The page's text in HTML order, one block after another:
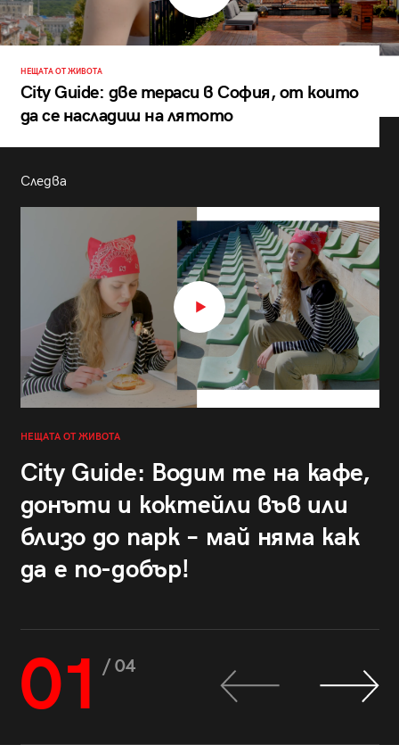
НЕЩАТА ОТ ЖИВОТА
City Guide: две тераси в София, от които
да се насладиш на лятото
Следва
НЕЩАТА ОТ ЖИВОТА
City Guide: Водим те на кафе,
донъти и коктейли във или
близо до парк – май няма как
да е по-добър!
01 / 04